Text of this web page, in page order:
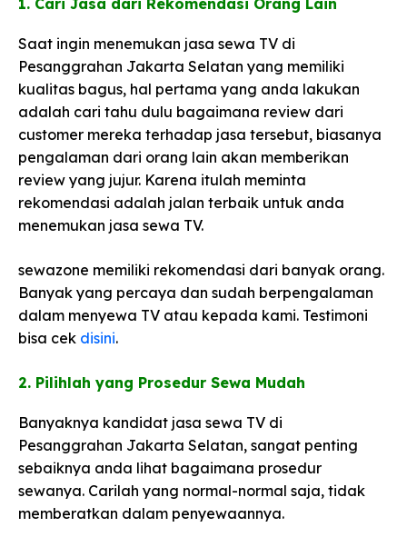
Saat ingin menemukan jasa sewa TV di
Pesanggrahan Jakarta Selatan yang memiliki
kualitas bagus, hal pertama yang anda lakukan
adalah cari tahu dulu bagaimana review dari
customer mereka terhadap jasa tersebut, biasanya
pengalaman dari orang lain akan memberikan
review yang jujur. Karena itulah meminta
rekomendasi adalah jalan terbaik untuk anda
menemukan jasa sewa TV.
sewazone memiliki rekomendasi dari banyak orang.
Banyak yang percaya dan sudah berpengalaman
dalam menyewa TV atau kepada kami. Testimoni
bisa cek disini.
2. Pilihlah yang Prosedur Sewa Mudah​
Banyaknya kandidat jasa sewa TV di
Pesanggrahan Jakarta Selatan, sangat penting
sebaiknya anda lihat bagaimana prosedur
sewanya. Carilah yang normal-normal saja, tidak
memberatkan dalam penyewaannya.